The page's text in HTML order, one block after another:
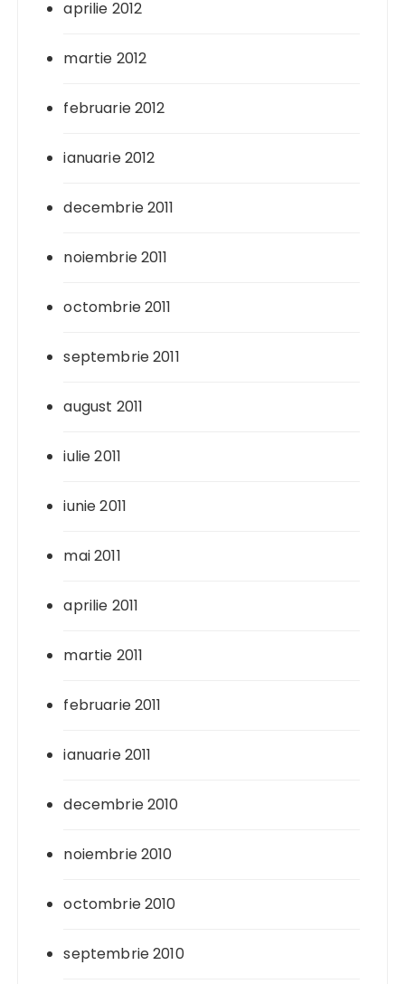
aprilie 2012
martie 2012
februarie 2012
ianuarie 2012
decembrie 2011
noiembrie 2011
octombrie 2011
septembrie 2011
august 2011
iulie 2011
iunie 2011
mai 2011
aprilie 2011
martie 2011
februarie 2011
ianuarie 2011
decembrie 2010
noiembrie 2010
octombrie 2010
septembrie 2010